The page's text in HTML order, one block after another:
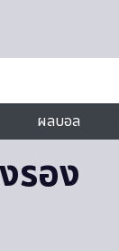
ผลบอล
รอง